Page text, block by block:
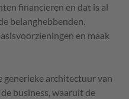
financieren en dat is al
belanghebbenden.
en maak
generieke architectuur van
business, waaruit de